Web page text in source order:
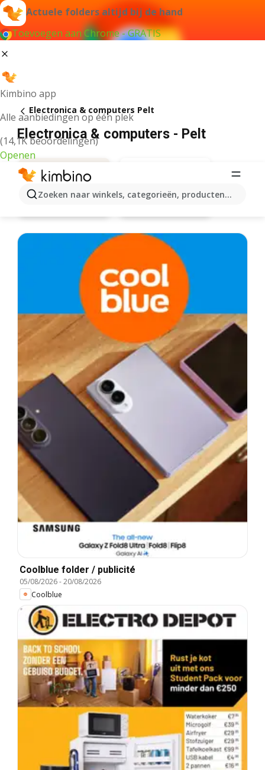
Actuele folders altijd bij de hand
Toevoegen aan Chrome - GRATIS
Kimbino app
Alle aanbiedingen op één plek
(14,1K beoordelingen)
Openen
Zoeken naar winkels, categorieën, producten...
Electronica & computers Pelt
Electronica & computers - Pelt
Coolblue folder / publicité
05/08/2026-20/08/2026
Coolblue